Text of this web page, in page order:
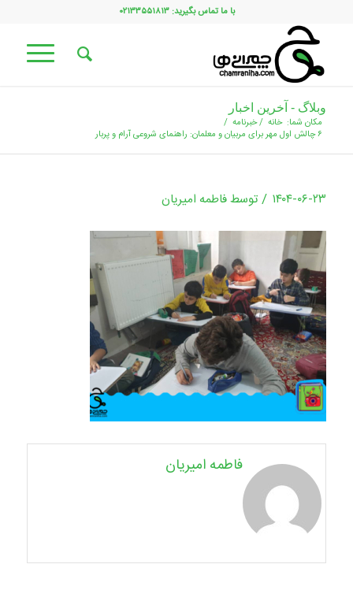
با ما تماس بگیرید: ۰۲۱۳۳۵۵۱۸۱۳
وبلاگ - آخرین اخبار
مکان شما: خانه /خبرنامه /
۶ چالش اول مهر برای مربیان و معلمان: راهنمای شروعی آرام و پربار
۱۴۰۴-۰۶-۲۳ / توسطفاطمه امیریان
فاطمه امیریان